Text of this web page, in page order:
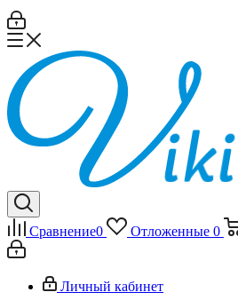
Сравнение0 Отложенные 0
Личный кабинет